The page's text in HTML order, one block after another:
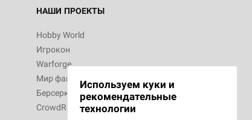
НАШИ ПРОЕКТЫ
Hobby World
Игрокон
Warforge
Мир фантастики
Берсерк
CrowdRepublic
Используем куки и
рекомендательные
технологии